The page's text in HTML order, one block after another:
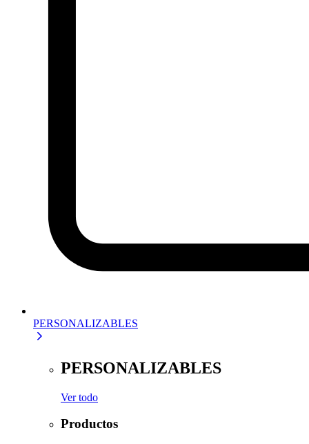
PERSONALIZABLES
PERSONALIZABLES
Ver todo
Productos